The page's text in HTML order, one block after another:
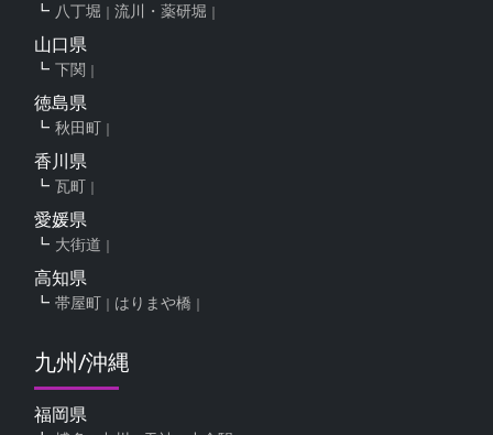
八丁堀 流川・薬研堀
山口県
下関
徳島県
秋田町
香川県
瓦町
愛媛県
大街道
高知県
帯屋町 はりまや橋
九州/沖縄
福岡県